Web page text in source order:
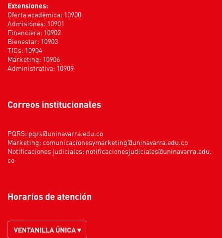
Extensiones:
Oferta académica: 10900
Admisiones: 10901
Financiera: 10902
Bienestar: 10903
TICs: 10904
Marketing: 10906
Administrativa: 10909
Correos institucionales
PQRS: pqrs@uninavarra.edu.co
Marketing: comunicacionesymarketing@uninavarra.edu.co
Notificaciones judiciales: notificacionesjudiciales@uninavarra.edu.
co
Horarios de atención
VENTANILLA ÚNICA ▾